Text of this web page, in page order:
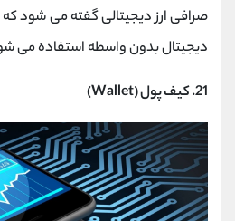
صرافی ارز دیجیتالی گفته می شود
دیجیتال بدون واسطه استفاده می
21. کیف پول (Wallet)